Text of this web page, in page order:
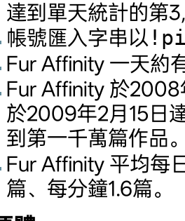
達到單天統計的第
帳號匯入字串以
Fur Affinity 一天約
Fur Affinity 於2008
於2009年2月15日
到第一千萬篇作品
Fur Affinity 平均每
篇、每分鐘1.6篇。